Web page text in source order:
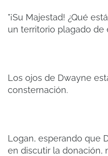
"¡Su Majestad! ¿Qué
un territorio plagado de
Los ojos de Dwayne
consternación.
Logan, esperando que
en discutir la donación,